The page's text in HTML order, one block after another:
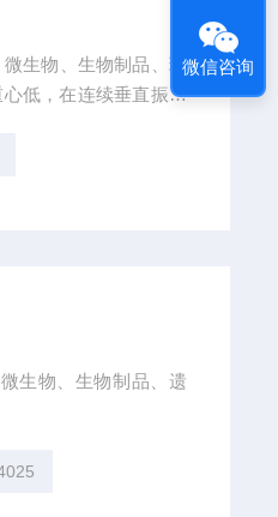
生物、生物制品、环
低，在连续垂直振荡
生物、生物制品、遗
微信咨询